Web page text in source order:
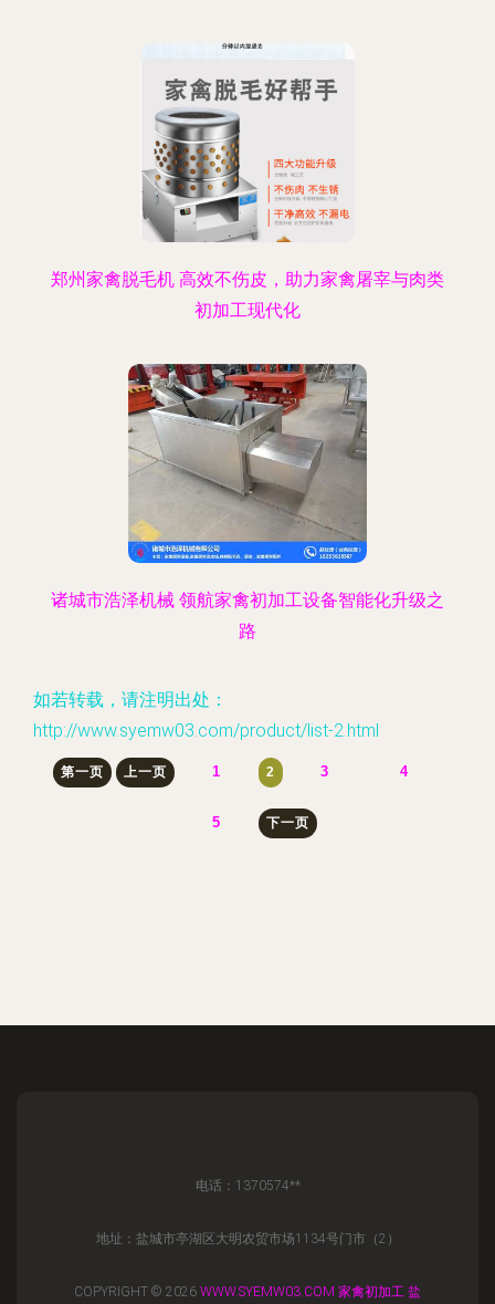
郑州家禽脱毛机 高效不伤皮，助力家禽屠宰与肉类
初加工现代化
诸城市浩泽机械 领航家禽初加工设备智能化升级之
路
如若转载，请注明出处：
http://www.syemw03.com/product/list-2.html
第一页 上一页 1 2 3 4
5 下一页
电话：1370574**
地址：盐城市亭湖区大明农贸市场1134号门市（2）
COPYRIGHT © 2026 WWW.SYEMW03.COM 家禽初加工 盐